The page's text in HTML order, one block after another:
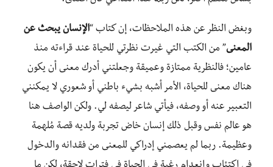
وبغض النظر عن هذه الملاحظات، إن كتاب “الإنسان يبحث عن
المعنى” من الكتب التي غيرت نظرتي للحياة عند قراءته منذ
عامين؛ فالنظرية ممتازة وعميقة وجعلتني أدرك معنى أن يكون
هناك معنى للحياة، الأمر أشبه بشيء باطني أو شعوري لا يمكنني
التعبير عنه أو وصفه، فيأتي شاعر ليصفه لي. ولكن الواصف هنا
هو عالم نفس وقبل ذلك إنسان خاض تجربة ولديه قصة مُلهمة
وعظيمة. ربما لم يعصمني إدراكي للمعنى من فقدانه والدخول